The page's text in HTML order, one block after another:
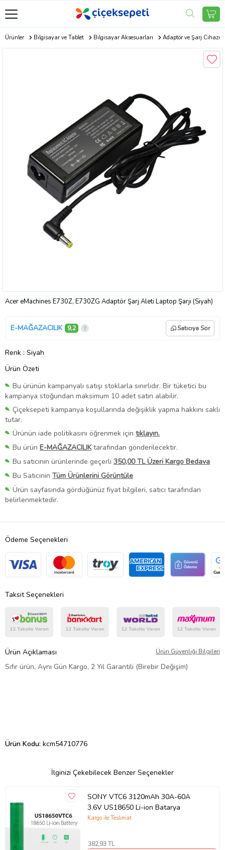
Ürünler Bilgisayar ve Tablet Bilgisayar Aksesuarları Adaptör ve Şarj Cihazı
Acer eMachines E730Z, E730ZG Adaptör Şarj Aleti Laptop Şarjı (Siyah)
E-MAĞAZACILIK 9,2 Satıcıya Sor
Renk : Siyah
Ürün Özeti
Bu ürünün kampanyalı satışı stoklarla sınırlıdır. Bir tüketici bu
kampanya stoğundan maksimum 10 adet satın alabilir.
Çiçeksepeti kampanya koşullarında değişiklik yapma hakkını saklı
tutar.
Ürünün iade politikasını öğrenmek için tıklayın.
Bu ürün E-MAĞAZACILIKtarafından gönderilecektir.
Bu satıcının ürünlerinde geçerli 350,00 TL Üzeri Kargo Bedava
Bu Satıcının Tüm Ürünlerini Görüntüle
Ürün sayfasında gördüğünüz fiyat bilgileri, satıcı tarafından
belirlenmektedir.
Ödeme Seçenekleri
Taksit Seçenekleri
Ürün Açıklaması Ürün Güvenliği Bilgileri
Sıfır ürün, Aynı Gün Kargo, 2 Yıl Garantili (Birebir Değişim)
Ürün Kodu: kcm54710776
İlginizi Çekebilecek Benzer Seçenekler
SONY VTC6 3120mAh 30A-60A
3.6V US18650 Li-ion Batarya
Kargo ile Teslimat
382,93 TL